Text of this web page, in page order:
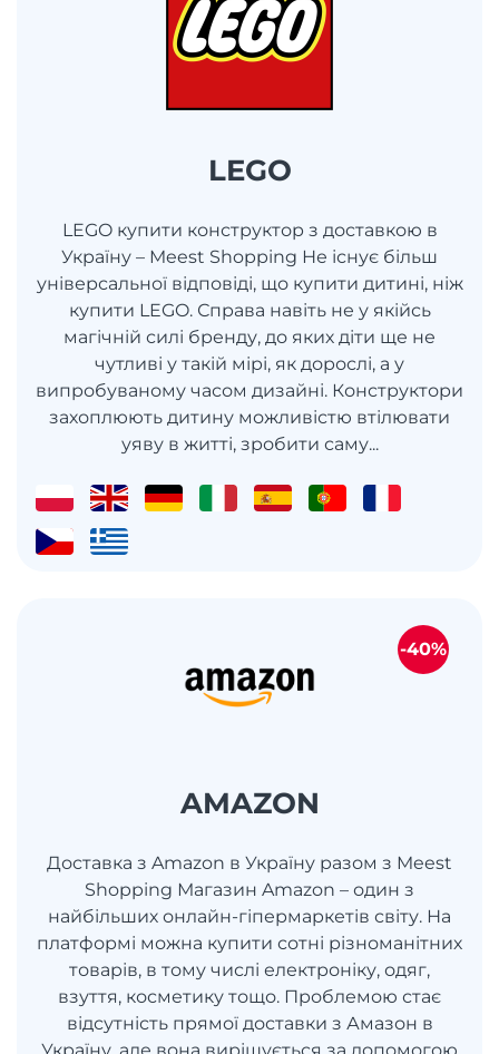
LEGO
LEGO купити конструктор з доставкою в
Україну – Meest Shopping Не існує більш
універсальної відповіді, що купити дитині, ніж
купити LEGO. Справа навіть не у якійсь
магічній силі бренду, до яких діти ще не
чутливі у такій мірі, як дорослі, а у
випробуваному часом дизайні. Конструктори
захоплюють дитину можливістю втілювати
уяву в житті, зробити саму...
AMAZON
Доставка з Amazon в Україну разом з Meest
Shopping Магазин Amazon – один з
найбільших онлайн-гіпермаркетів світу. На
платформі можна купити сотні різноманітних
товарів, в тому числі електроніку, одяг,
взуття, косметику тощо. Проблемою стає
відсутність прямої доставки з Амазон в
-40%